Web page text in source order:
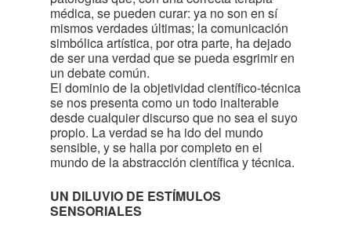
médica, se pueden curar: ya no son en sí
mismos verdades últimas; la comunicación
simbólica artística, por otra parte, ha dejado
de ser una verdad que se pueda esgrimir en
un debate común.
El dominio de la objetividad científico-técnica
se nos presenta como un todo inalterable
desde cualquier discurso que no sea el suyo
propio. La verdad se ha ido del mundo
sensible, y se halla por completo en el
mundo de la abstracción científica y técnica.
UN DILUVIO DE ESTÍMULOS
SENSORIALES